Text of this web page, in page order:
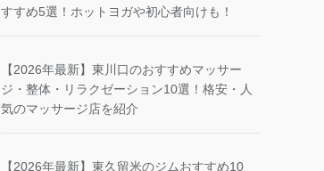
すすめ5選！ホットヨガや初心者向けも！
【2026年最新】東川口のおすすめマッサー
ジ・整体・リラクゼーション10選！格安・人
気のマッサージ店を紹介
【2026年最新】東久留米のジムおすすめ10